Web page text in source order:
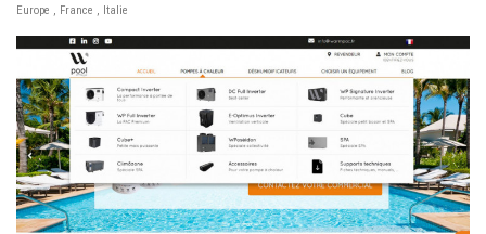
Europe , France , Italie